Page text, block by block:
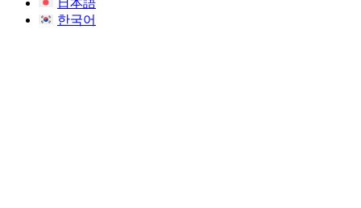
日本語
한국어